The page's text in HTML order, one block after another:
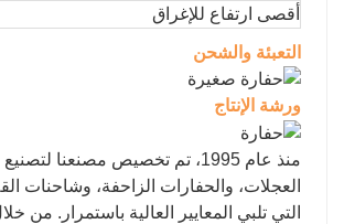
أقصى ارتفاع للإغراق
التعبئة والشحن
ورشة الإنتاج
منذ عام 1995، تم تخصيص مصنعنا
العجلات، والحفارات الزاحفة، وشاحنات
التي تلبي المعايير العالية باستمرار. من